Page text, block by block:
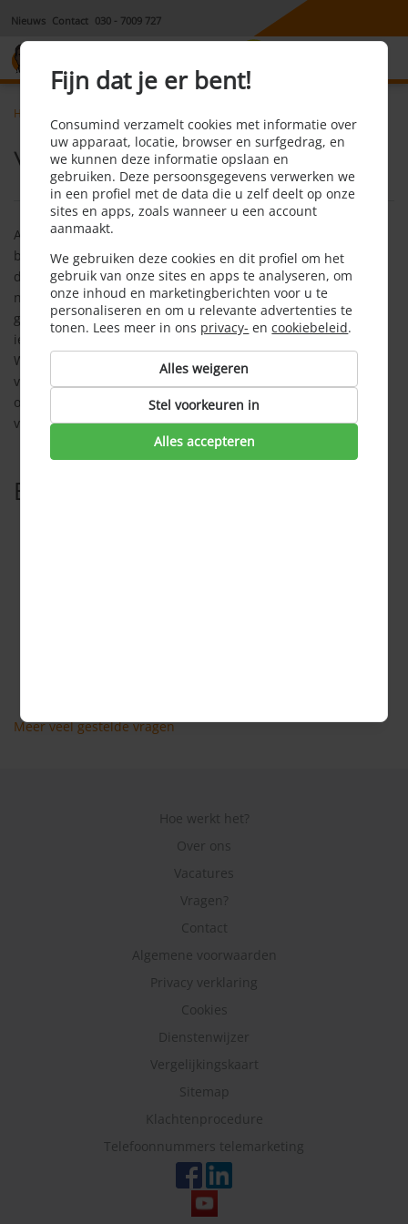
Nieuws Contact 030 - 7009 727
Home
Vruchtgebruik
Als je vruchtgebruik hebt van bijvoorbeeld een woning, dan
ben je niet de eigenaar, maar mag je wel gebruik maken van
de woning. Je kunt ook vruchtgebruiker zijn van een
nalatenschap: je mag hier bijvoorbeeld zo lang je leeft
gebruik van maken, maar je bent niet de eigenaar. Stel dat
iemand zijn erfenis heeft nagelaten aan het
WereldNatuurFonds: dan is dat de eigenaar, maar als jij
vruchtgebruiker bent, kan het WNF de erfenis niet eerder
opeisen dan na jouw dood. Tot die tijd kun je gebruik maken
van de erfenis.
Bekijk ook
Meer veel gestelde vragen
Hoe werkt het?
Over ons
Vacatures
Vragen?
Contact
Algemene voorwaarden
Privacy verklaring
Cookies
Dienstenwijzer
Vergelijkingskaart
Sitemap
Klachtenprocedure
Telefoonnummers telemarketing
Fijn dat je er bent!
Consumind verzamelt cookies met informatie over
uw apparaat, locatie, browser en surfgedrag, en
we kunnen deze informatie opslaan en
gebruiken. Deze persoonsgegevens verwerken we
in een profiel met de data die u zelf deelt op onze
sites en apps, zoals wanneer u een account
aanmaakt.
We gebruiken deze cookies en dit profiel om het
gebruik van onze sites en apps te analyseren, om
onze inhoud en marketingberichten voor u te
personaliseren en om u relevante advertenties te
tonen. Lees meer in ons privacy- encookiebeleid.
Alles weigeren
Stel voorkeuren in
Alles accepteren